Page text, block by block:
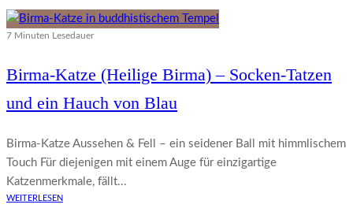
7 Minuten Lesedauer
Birma-Katze (Heilige Birma) – Socken-Tatzen
und ein Hauch von Blau
Birma-Katze Aussehen & Fell – ein seidener Ball mit himmlischem
Touch Für diejenigen mit einem Auge für einzigartige
Katzenmerkmale, fällt...
WEITERLESEN